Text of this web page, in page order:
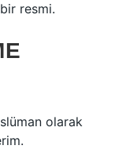
resmi.
olarak